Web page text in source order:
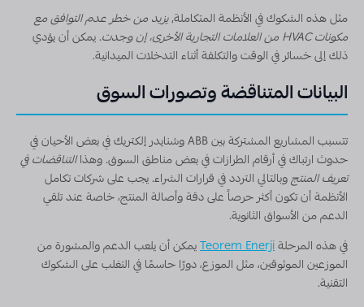
مثل هذه الشكوك في الأنظمة المتكاملة,يزيد من خطر عدم التوافق مع
مكونات HVAC من العلامات التجارية الأخرى، إن وجدت
. يمكن أن يؤدي
ذلك إلى خسائر في الوقت والتكلفة أثناء التدخلات الميدانية.
البيانات المتناقضة وتصورات السوق
تتسبب المشاريع المشتركة بين ABB وشنايدر إلكتريك في بعض الأحيان في
حدوث ارتباك في أرقام الطرازات في بعض مناطق السوق. وهذاالتناقضات في
تعريف المنتجوبالتالي التردد في قرارات الشراء. يجب على شركات تكامل
الأنظمة أن تكون أكثر حرصاً على دقة وأصالة المنتج، خاصة عند تلقي
الدعم من الأسواق الثانوية.
في هذه المرحلةTeorem Enerjiيمكن أن يلعب الدعم والمشورة من
الموزعين الموثوقين، مثل الموزع، دورًا حاسمًا في التغلب على الشكوك
التقنية.